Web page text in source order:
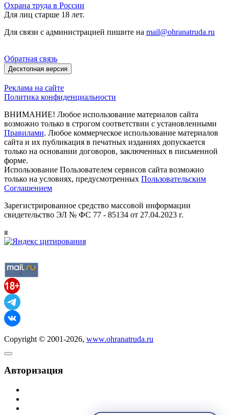
Охрана труда в России
Для лиц старше 18 лет.
Для связи с администрацией пишите на mail@ohranatruda.ru
Обратная связь
Десктопная версия
Реклама на сайте
Политика конфиденциальности
ВНИМАНИЕ! Любое использование материалов сайта
возможно только в строгом соответствии с установленными
Правилами. Любое коммерческое использование материалов
сайта и их публикация в печатных изданиях допускается
только на основании договоров, заключенных в письменной
форме.
Использование Пользователем сервисов сайта возможно
только на условиях, предусмотренных Пользовательским
Соглашением
Зарегистрированное средство массовой информации
свидетельство ЭЛ № ФС 77 - 85134 от 27.04.2023 г.
я
Copyright © 2001-2026, www.ohranatruda.ru
Авторизация